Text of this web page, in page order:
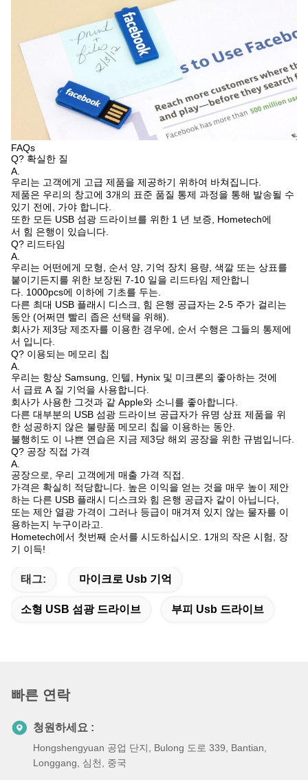
FAQs
Q? 확실한 질
A.
우리는 고객에게 고급 제품을 제공하기 위하여 바쳐집니다.
제품은 우리의 창고에 3개의 표준 품질 통제 과정을 통해 발송될 수
있기 전에, 가야 합니다.
또한 모든 USB 섬광 드라이브를 위한 1 년 보증, Hometech에
서 힘 은행이 있습니다.
Q? 리드타임
A.
우리는 어떤에게 모형, 순서 양, 기억 장치 용량, 색깔 또는 상표를
붙이기든지를 위한 보장된 7-10 일을 리드타임 제안합니
다. 1000pcs에 이하에 기초를 두는.
다른 최대 USB 플래시 디스크, 힘 은행 공급자는 2-5 주가 걸리는
동안 (어쩌면 빨리 좁은 선택을 위해).
회사가 제3당 제조자를 이용한 경우에, 순서 수행은 그들의 통제에
서 입니다.
Q? 이용되는 메모리 칩
A.
우리는 항상 Samsung, 인텔, Hynix 및 미크론의 좋아하는 것에
서 급료 A 질 기억을 사용합니다.
회사가 사용한 그것과 같 Apple와 소니를 좋아합니다.
다른 대부분의 USB 섬광 드라이브 공급자가 유명 상표 제품을 위
한 성공하지 않은 불량품 메모리 칩을 이용하는 동안.
불행히도 이 나쁜 연습은 지금 제3당 해외 공장을 위한 규범입니다.
Q? 공장 직접 가격
A.
공장으로, 우리 고객에게 매출 가격 직접.
가격은 확실히 적당합니다. 높은 이익을 얻는 것을 매우 높이 제안
하는 다른 USB 플래시 디스크와 힘 은행 공급자 같이 아닙니다,
또는 제안 열광 가격이 그러나 등급이 매겨져 있지 않는 물자를 이
용하는지 누구이라고.
Hometech에서 첫번째 순서를 시도하십시오. 1개의 작은 시험, 장
기 이득!
태그: 마이크로 Usb 기억
소형 USB 섬광 드라이브 부피 Usb 드라이브
빠른 연락
청원하세요 :
Hongshengyuan 공업 단지, Bulong 도로 339, Bantian,
Longgang, 심천, 중국